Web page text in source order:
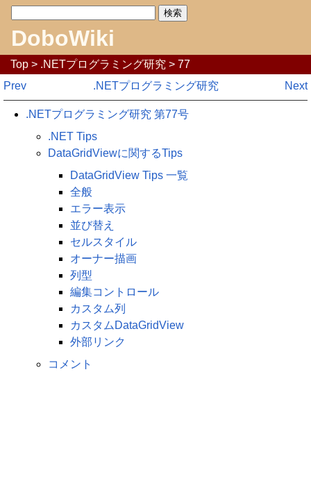
DoboWiki
Top > .NETプログラミング研究 > 77
Prev
Next
.NETプログラミング研究
.NETプログラミング研究 第77号
.NET Tips
DataGridViewに関するTips
DataGridView Tips 一覧
全般
エラー表示
並び替え
セルスタイル
オーナー描画
列型
編集コントロール
カスタム列
カスタムDataGridView
外部リンク
コメント